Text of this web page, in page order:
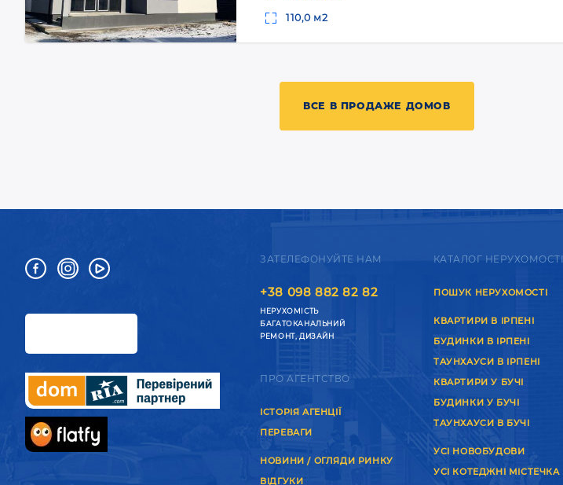
110,0 м2
ВСЕ В ПРОДАЖЕ ДОМОВ
ЗАТЕЛЕФОНУЙТЕ НАМ
+38 098 882 82 82
НЕРУХОМІСТЬ
БАГАТОКАНАЛЬНИЙ
РЕМОНТ, ДИЗАЙН
ПРО АГЕНТСТВО
ІСТОРІЯ АГЕНЦІЇ
ПЕРЕВАГИ
НОВИНИ / ОГЛЯДИ РИНКУ
ВІДГУКИ
КАТАЛОГ НЕРУХОМОСТІ
ПОШУК НЕРУХОМОСТІ
КВАРТИРИ В ІРПЕНІ
БУДИНКИ В ІРПЕНІ
ТАУНХАУСИ В ІРПЕНІ
КВАРТИРИ У БУЧІ
БУДИНКИ У БУЧІ
ТАУНХАУСИ В БУЧІ
УСІ НОВОБУДОВИ
УСІ КОТЕДЖНІ МІСТЕЧКА